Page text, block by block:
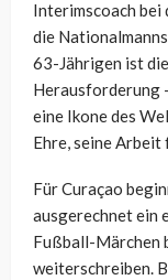
Interimscoach bei
die
63-Jährigen ist
Herausforderung
eine Ikone des
Ehre, seine Arbeit
Für Curaçao
ausgerechnet ein
Fußball-Märchen
weiterschreiben.